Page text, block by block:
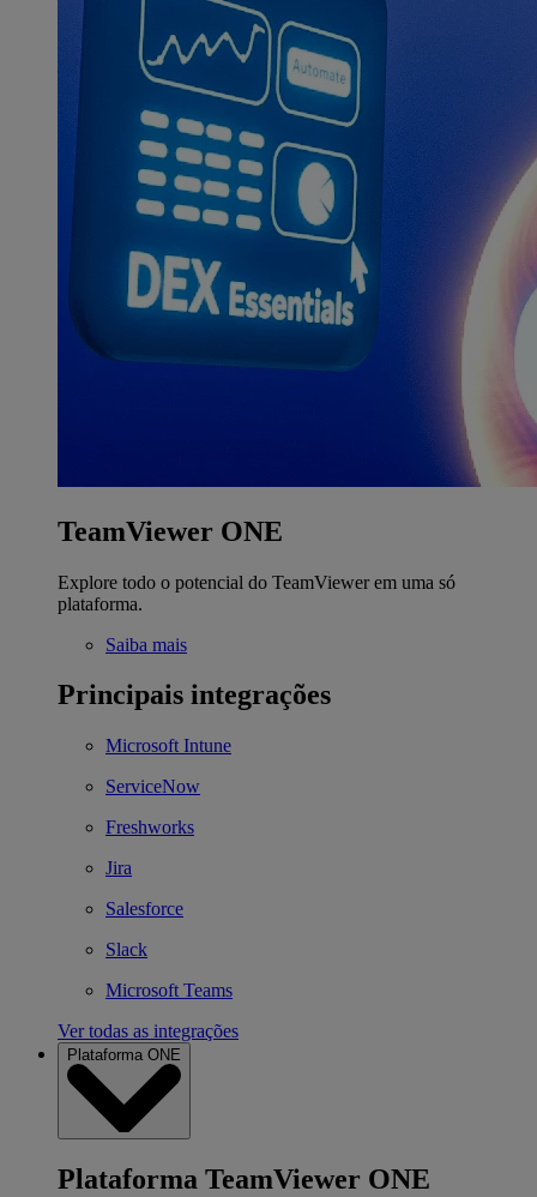
TeamViewer ONE
Explore todo o potencial do TeamViewer em uma só
plataforma.
Saiba mais
Principais integrações
Microsoft Intune
ServiceNow
Freshworks
Jira
Salesforce
Slack
Microsoft Teams
Ver todas as integrações
Plataforma ONE
Plataforma TeamViewer ONE